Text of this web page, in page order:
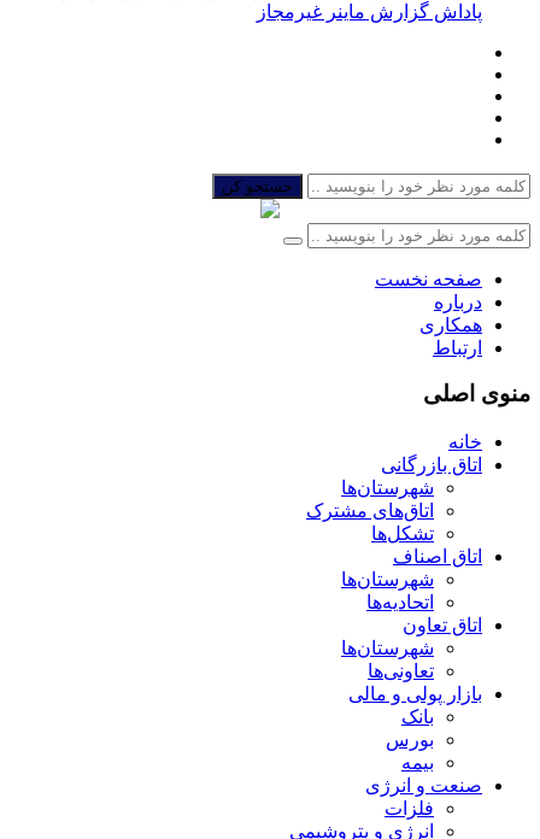
پاداش گزارش ماینر غیرمجاز
جستجو کن
صفحه نخست
درباره
همکاری
ارتباط
منوی اصلی
خانه
اتاق بازرگانی
شهرستان‌ها
اتاق‌های مشترک
تشکل‌ها
اتاق اصناف
شهرستان‌ها
اتحادیه‌ها
اتاق تعاون
شهرستان‌ها
تعاونی‌ها
بازار پولی و مالی
بانک
بورس
بیمه
صنعت و انرژی
فلزات
انرژی و پتروشیمی